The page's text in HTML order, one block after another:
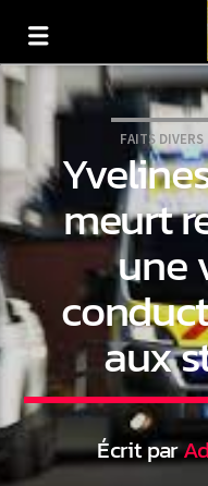
En ce moment
Titre
Artiste
FAITS DIVERS
meurt
une
aux
Écrit par